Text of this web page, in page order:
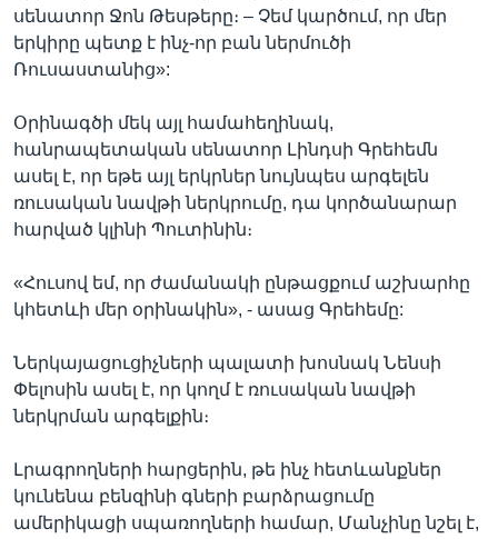
սենատոր Ջոն Թեսթերը։ – Չեմ կարծում, որ մեր
երկիրը պետք է ինչ-որ բան ներմուծի
Ռուսաստանից»:
Օրինագծի մեկ այլ համահեղինակ,
հանրապետական սենատոր Լինդսի Գրեհեմն
ասել է, որ եթե այլ երկրներ նույնպես արգելեն
ռուսական նավթի ներկրումը, դա կործանարար
հարված կլինի Պուտինին։
«Հուսով եմ, որ ժամանակի ընթացքում աշխարհը
կհետևի մեր օրինակին», - ասաց Գրեհեմը:
Ներկայացուցիչների պալատի խոսնակ Նենսի
Փելոսին ասել է, որ կողմ է ռուսական նավթի
ներկրման արգելքին։
Լրագրողների հարցերին, թե ինչ հետևանքներ
կունենա բենզինի գների բարձրացումը
ամերիկացի սպառողների համար, Մանչինը նշել է,